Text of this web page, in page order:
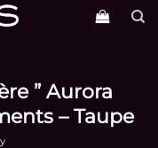
” Aurora
– Taupe